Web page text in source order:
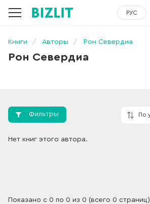
РУС
Книги Авторы Рон Севердиа
Рон Севердиа
Фильтры
Нет книг этого автора.
Показано с 0 по 0 из 0 (всего 0 страниц)